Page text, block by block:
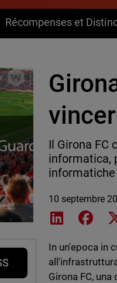
Récompenses et
Il Girona FC
informatica,
10 septembre
Share on
In un'epoca in
Girona FC,